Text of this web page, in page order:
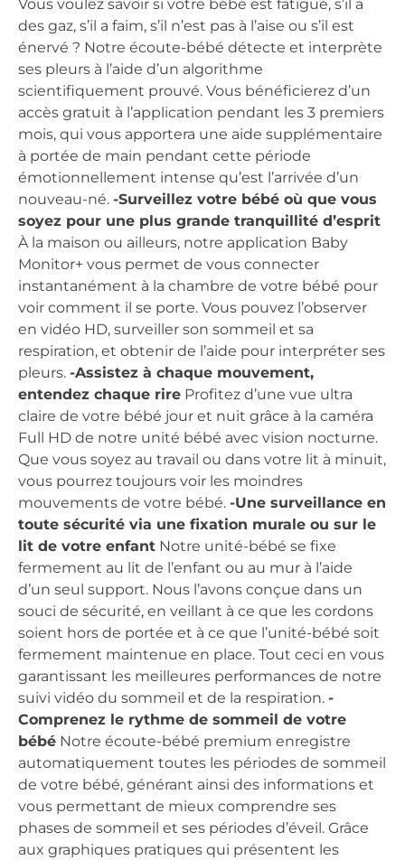
Vous voulez savoir si votre bébé est fatigué, s’il a
des gaz, s’il a faim, s’il n’est pas à l’aise ou s’il est
énervé ? Notre écoute-bébé détecte et interprète
ses pleurs à l’aide d’un algorithme
scientifiquement prouvé. Vous bénéficierez d’un
accès gratuit à l’application pendant les 3 premiers
mois, qui vous apportera une aide supplémentaire
à portée de main pendant cette période
émotionnellement intense qu’est l’arrivée d’un
nouveau-né. -Surveillez votre bébé où que vous
soyez pour une plus grande tranquillité d’esprit
À la maison ou ailleurs, notre application Baby
Monitor+ vous permet de vous connecter
instantanément à la chambre de votre bébé pour
voir comment il se porte. Vous pouvez l’observer
en vidéo HD, surveiller son sommeil et sa
respiration, et obtenir de l’aide pour interpréter ses
pleurs. -Assistez à chaque mouvement,
entendez chaque rire Profitez d’une vue ultra
claire de votre bébé jour et nuit grâce à la caméra
Full HD de notre unité bébé avec vision nocturne.
Que vous soyez au travail ou dans votre lit à minuit,
vous pourrez toujours voir les moindres
mouvements de votre bébé. -Une surveillance en
toute sécurité via une fixation murale ou sur le
lit de votre enfant Notre unité-bébé se fixe
fermement au lit de l’enfant ou au mur à l’aide
d’un seul support. Nous l’avons conçue dans un
souci de sécurité, en veillant à ce que les cordons
soient hors de portée et à ce que l’unité-bébé soit
fermement maintenue en place. Tout ceci en vous
garantissant les meilleures performances de notre
suivi vidéo du sommeil et de la respiration. -
Comprenez le rythme de sommeil de votre
bébé Notre écoute-bébé premium enregistre
automatiquement toutes les périodes de sommeil
de votre bébé, générant ainsi des informations et
vous permettant de mieux comprendre ses
phases de sommeil et ses périodes d’éveil. Grâce
aux graphiques pratiques qui présentent les